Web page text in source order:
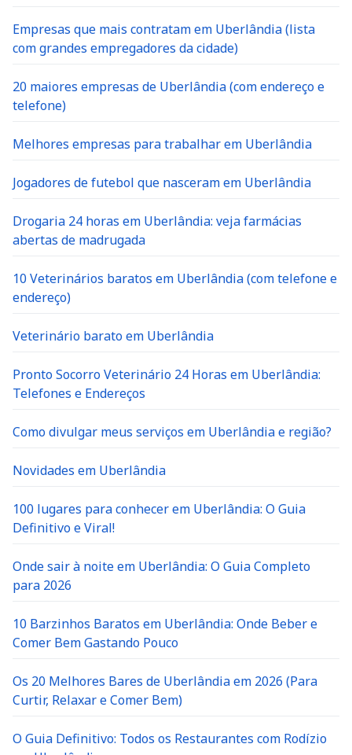
Empresas que mais contratam em Uberlândia (lista
com grandes empregadores da cidade)
20 maiores empresas de Uberlândia (com endereço e
telefone)
Melhores empresas para trabalhar em Uberlândia
Jogadores de futebol que nasceram em Uberlândia
Drogaria 24 horas em Uberlândia: veja farmácias
abertas de madrugada
10 Veterinários baratos em Uberlândia (com telefone e
endereço)
Veterinário barato em Uberlândia
Pronto Socorro Veterinário 24 Horas em Uberlândia:
Telefones e Endereços
Como divulgar meus serviços em Uberlândia e região?
Novidades em Uberlândia
100 lugares para conhecer em Uberlândia: O Guia
Definitivo e Viral!
Onde sair à noite em Uberlândia: O Guia Completo
para 2026
10 Barzinhos Baratos em Uberlândia: Onde Beber e
Comer Bem Gastando Pouco
Os 20 Melhores Bares de Uberlândia em 2026 (Para
Curtir, Relaxar e Comer Bem)
O Guia Definitivo: Todos os Restaurantes com Rodízio